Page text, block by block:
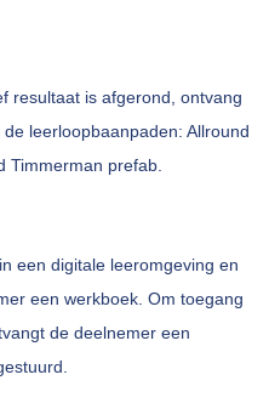
resultaat is afgerond, ontvang
leerloopbaanpaden: Allround
Timmerman prefab.
een digitale leeromgeving en
een werkboek. Om toegang
de deelnemer een